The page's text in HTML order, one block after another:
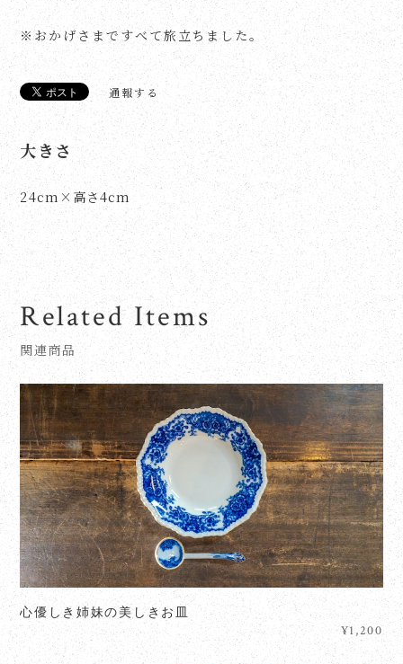
※おかげさまですべて旅立ちました。
通報する
大きさ
24cm×高さ4cm
Related Items
関連商品
心優しき姉妹の美しきお皿
¥1,200